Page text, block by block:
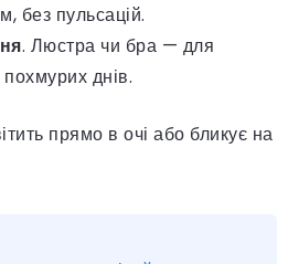
без пульсацій.
. Люстра чи бра — для
днів.
прямо в очі або бликує на